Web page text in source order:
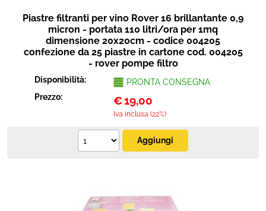
Piastre filtranti per vino Rover 16 brillantante 0,9
micron - portata 110 litri/ora per 1mq
dimensione 20x20cm - codice 004205
confezione da 25 piastre in cartone cod. 004205
- rover pompe filtro
Disponibilità:
PRONTA CONSEGNA
Prezzo:
€19,00
Iva inclusa (22%)